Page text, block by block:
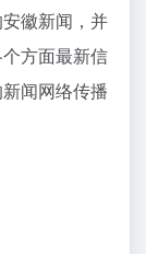
徽新闻，并
方面最新信
闻网络传播